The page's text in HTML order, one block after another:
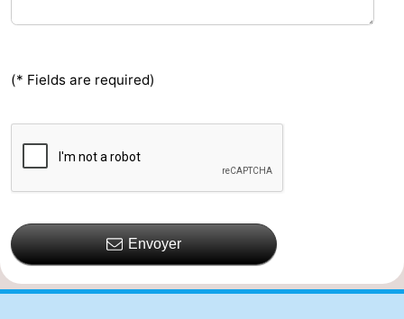
(* Fields are required)
Envoyer